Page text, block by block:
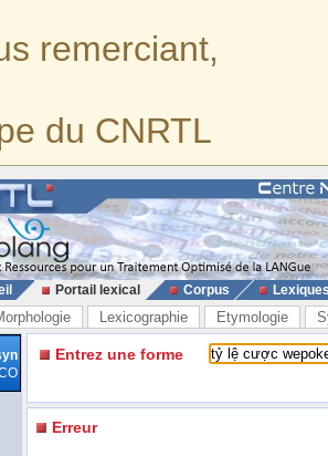
remerciant,
du CNRTL
Portail lexical Corpus
Lexicographie Etymologie
Entrez une forme
Erreur